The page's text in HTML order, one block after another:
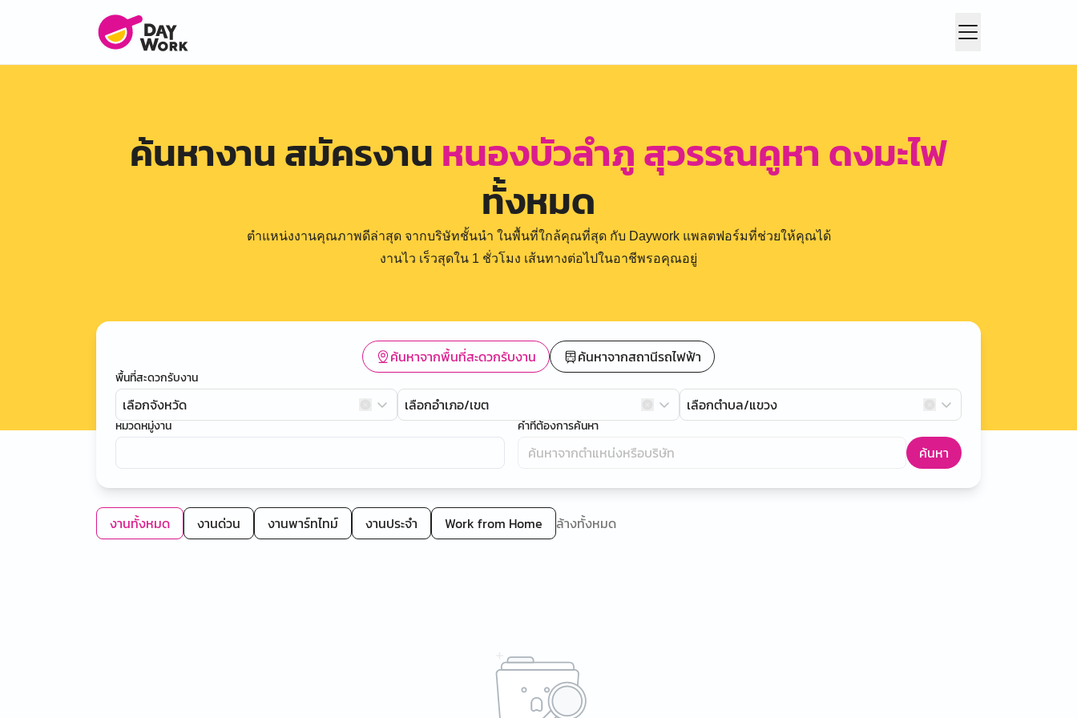
ค้นหางาน สมัครงาน หนองบัวลำภู สุวรรณคูหา ดงมะไฟ
ทั้งหมด
ตำแหน่งงานคุณภาพดีล่าสุด จากบริษัทชั้นนำ ในพื้นที่ใกล้คุณที่สุด กับ Daywork แพลตฟอร์มที่ช่วยให้คุณได้
งานไว เร็วสุดใน 1 ชั่วโมง เส้นทางต่อไปในอาชีพรอคุณอยู่
ค้นหาจากพื้นที่สะดวกรับงาน ค้นหาจากสถานีรถไฟฟ้า
พื้นที่สะดวกรับงาน
เลือกจังหวัด เลือกอำเภอ/เขต เลือกตำบล/แขวง
หมวดหมู่งาน คำที่ต้องการค้นหา
ค้นหา
งานทั้งหมด งานด่วน งานพาร์ทไทม์ งานประจำ Work from Home ล้างทั้งหมด